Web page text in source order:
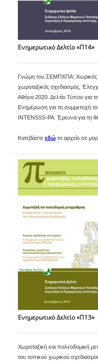
Ενημερωτικό Δελτίο «Π14»
Γνώμη του ΣΕΜΠΧΠΑ: Χωρικός
χωροταξικός σχεδιασμός,
Αθήνα 2020. Δελτίο Τύπου για
Ενημέρωση για τη συμμετοχή
INTENSSS-PA. Έρευνα για τη
Κατεβάστε εδώ το αρχείο σε
Ενημερωτικό Δελτίο «Π13»
Χωροταξική και πολεοδομική
του τοπικού χωρικού